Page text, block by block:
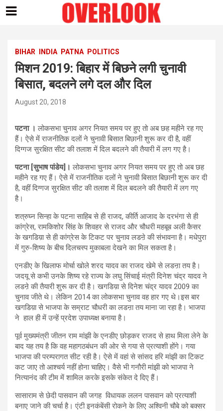
contentBIHAR INDIA PATNA POLITICS
मिशन 2019: बिहार में बिछने लगी चुनावी
बिसात, बदलने लगे दल और दिल
August 20, 2018
पटना ।लोकसभा चुनाव अगर नियत समय पर हुए तो अब छह महीने रह गए
हैं। ऐसे में राजनीतिक दलों ने चुनावी बिसात बिछानी शुरू कर दी है, वहीं
दिग्गज सुरक्षित सीट की तलाश में दिल बदलने की तैयारी में लग गए है।
पटना [सुभाष पांडेय]।लोकसभा चुनाव अगर नियत समय पर हुए तो अब छह
महीने रह गए हैं। ऐसे में राजनीतिक दलों ने चुनावी बिसात बिछानी शुरू कर दी
है, वहीं दिग्गज सुरक्षित सीट की तलाश में दिल बदलने की तैयारी में लग गए
है।
शत्रुघ्न सिन्हा के पटना साहिब से ही राजद, कीर्ति आजाद के दरभंगा से ही
कांग्रेस, रामकिशोर सिंह के शिवहर से राजद और चौधरी महबूब अली कैसर
के खगडिय़ा से ही कांग्रेस के टिकट पर चुनाव लडऩे की संभावना है। मधेपुरा
में गुरु-शिष्य के बीच दिलचस्प मुकाबला देखने का मिल सकता है।
एनडीए के खिलाफ मोर्चा खोले शरद यादव का राजद खेमे से लडऩा तय है।
जदयू से कभी उनके शिष्य रहे राज्य के लघु सिंचाई मंत्री दिनेश चंद्र यादव ने
लडऩे की तैयारी शुरू कर दी है। खगडिय़ा से दिनेश चंद्र यादव 2009 का
चुनाव जीते थे। लेकिन 2014 का लोकसभा चुनाव वह हार गए थे।इस बार
खगडिय़ा से भाजपा के सम्राट चौधरी का लडऩा तय माना जा रहा है। भाजपा
ने हाल ही में उन्हें प्रदेश उपाध्यक्ष बनाया है।
पूर्व मुख्यमंत्री जीतन राम मांझी के एनडीए छोड़कर राजद से हाथ मिला लेने के
बाद यह तय है कि वह महागठबंधन की ओर से गया से प्रत्याशी होंगे। गया
भाजपा की परम्परागत सीट रही है। ऐसे में वहां से सांसद हरि मांझी का टिकट
कट जाए तो आश्चर्य नहीं होना चाहिए। वैसे भी गनौरी मांझी को भाजपा ने
नित्यानंद की टीम में शामिल करके इसके संकेत दे दिए हैं।
सासाराम से छेदी पासवान की जगह विधायक ललन पासवान को प्रत्याशी
बनाए जाने की चर्चा है। एंटी इनकंबेंसी रोकने के लिए अश्विनी चौबे को बक्सर